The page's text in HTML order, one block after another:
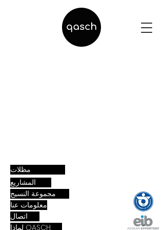
مظلات
المشاريع
مجموعة النسيج
معلومات عنا
اتصال
لماذا QASCH